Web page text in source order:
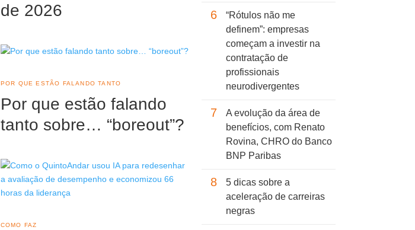
de 2026
Por que estão falando
tanto sobre… “boreout”?
POR QUE ESTÃO FALANDO TANTO
COMO FAZ
6
“Rótulos não me
definem”: empresas
começam a investir na
contratação de
profissionais
neurodivergentes
7
A evolução da área de
benefícios, com Renato
Rovina, CHRO do Banco
BNP Paribas
8
5 dicas sobre a
aceleração de carreiras
negras